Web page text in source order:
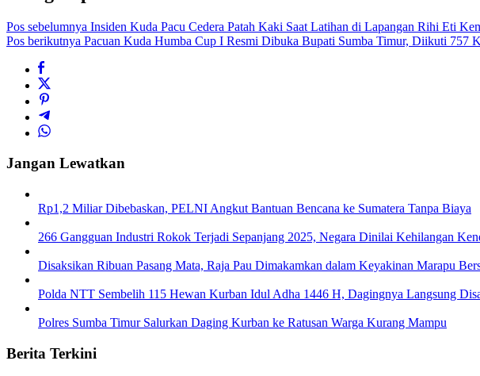
Pos sebelumnya Insiden Kuda Pacu Cedera Patah Kaki Saat Latihan di Lapangan Rihi Eti
Pos berikutnya Pacuan Kuda Humba Cup I Resmi Dibuka Bupati Sumba Timur, Diikuti 757
Jangan Lewatkan
Rp1,2 Miliar Dibebaskan, PELNI Angkut Bantuan Bencana ke Sumatera Tanpa Biaya
266 Gangguan Industri Rokok Terjadi Sepanjang 2025, Negara Dinilai Kehilangan
Disaksikan Ribuan Pasang Mata, Raja Pau Dimakamkan dalam Keyakinan Marapu
Polda NTT Sembelih 115 Hewan Kurban Idul Adha 1446 H, Dagingnya Langsung
Polres Sumba Timur Salurkan Daging Kurban ke Ratusan Warga Kurang Mampu
Berita Terkini